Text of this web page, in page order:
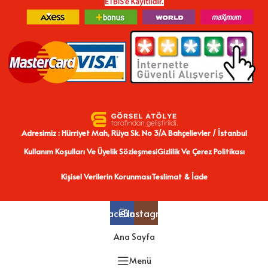
Adresimiz : Hürriyet Mah, Rüya Sk. No 3/A Bahçelievler / İstanbul
Kullanım Koşulları Ve Üyelik SözleşmesiGizlilik Ve Çerez Politikası
Kişisel Verilerin KorunmasıTeslimat & İade
FacebookInstagram
Ana Sayfa
Menü